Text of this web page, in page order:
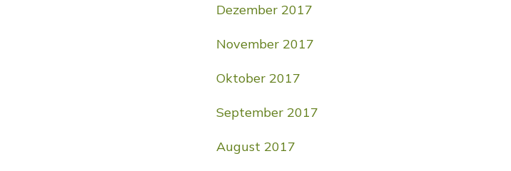
Dezember 2017
November 2017
Oktober 2017
September 2017
August 2017